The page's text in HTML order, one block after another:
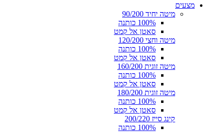
מצעים
מיטה יחיד 90/200
100% כותנה
סאטן אל קמט
מיטה וחצי 120/200
100% כותנה
סאטן אל קמט
מיטה זוגית 160/200
100% כותנה
סאטן אל קמט
מיטה זוגית 180/200
100% כותנה
סאטן אל קמט
קינג סייז 200/220
100% כותנה